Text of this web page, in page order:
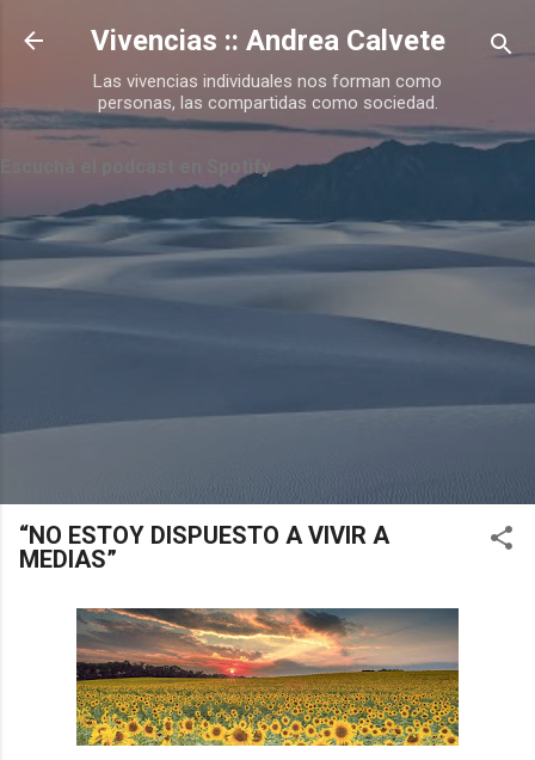
Ir al contenido principal
Vivencias :: Andrea Calvete
Las vivencias individuales nos forman como
personas, las compartidas como sociedad.
Escuchá el podcast en Spotify
“NO ESTOY DISPUESTO A VIVIR A
MEDIAS”